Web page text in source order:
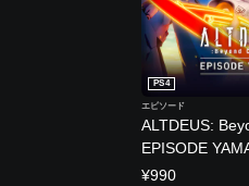
ALTDEUS:
EPISODE
PS4
エピソード
¥990